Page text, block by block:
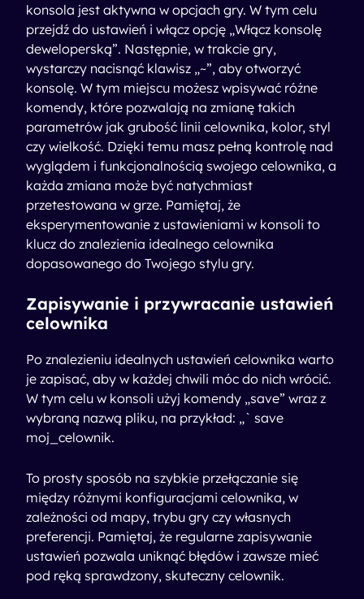
konsola jest aktywna w opcjach gry. W tym celu
przejdź do ustawień i włącz opcję „Włącz konsolę
deweloperską”. Następnie, w trakcie gry,
wystarczy nacisnąć klawisz „~”, aby otworzyć
konsolę. W tym miejscu możesz wpisywać różne
komendy, które pozwalają na zmianę takich
parametrów jak grubość linii celownika, kolor, styl
czy wielkość. Dzięki temu masz pełną kontrolę nad
wyglądem i funkcjonalnością swojego celownika, a
każda zmiana może być natychmiast
przetestowana w grze. Pamiętaj, że
eksperymentowanie z ustawieniami w konsoli to
klucz do znalezienia idealnego celownika
dopasowanego do Twojego stylu gry.
Zapisywanie i przywracanie ustawień
celownika
Po znalezieniu idealnych ustawień celownika warto
je zapisać, aby w każdej chwili móc do nich wrócić.
W tym celu w konsoli użyj komendy „save” wraz z
wybraną nazwą pliku, na przykład: „` save
moj_celownik.
To prosty sposób na szybkie przełączanie się
między różnymi konfiguracjami celownika, w
zależności od mapy, trybu gry czy własnych
preferencji. Pamiętaj, że regularne zapisywanie
ustawień pozwala uniknąć błędów i zawsze mieć
pod ręką sprawdzony, skuteczny celownik.